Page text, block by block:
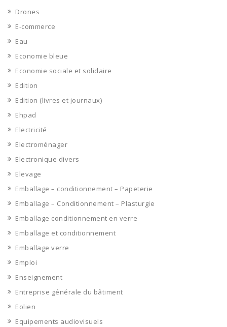
Drones
E-commerce
Eau
Economie bleue
Economie sociale et solidaire
Edition
Edition (livres et journaux)
Ehpad
Electricité
Electroménager
Electronique divers
Elevage
Emballage – conditionnement – Papeterie
Emballage – Conditionnement – Plasturgie
Emballage conditionnement en verre
Emballage et conditionnement
Emballage verre
Emploi
Enseignement
Entreprise générale du bâtiment
Eolien
Equipements audiovisuels